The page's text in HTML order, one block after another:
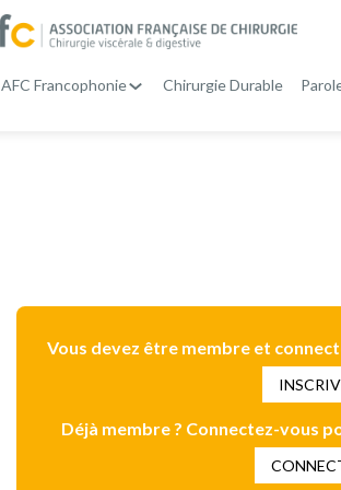
AFC Francophonie Chirurgie Durable
Vous devez être membre et
Déjà membre ? Connectez-vous